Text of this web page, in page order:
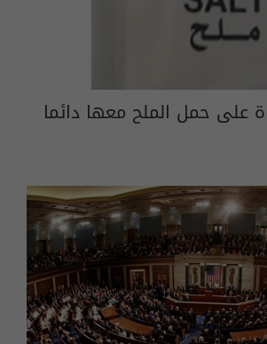
على حمل الملح معها دائما